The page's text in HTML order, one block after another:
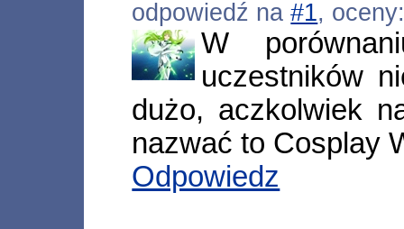
odpowiedź na#1,
W
uczestników
dużo, aczkolwiek
nazwać to Cosplay
Odpowiedz